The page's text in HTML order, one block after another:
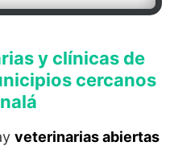
y clínicas de
cercanos
veterinarias abiertas